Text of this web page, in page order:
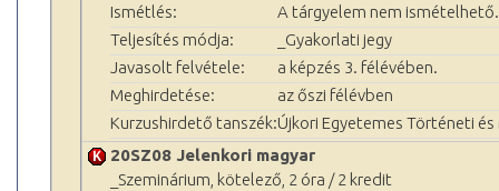
Ismétlés:
A tárgyelem nem ismételhető.
Teljesítés módja:
_Gyakorlati jegy
Javasolt felvétele:
a képzés 3. félévében.
Meghirdetése:
az őszi félévben
Kurzushirdető tanszék:Újkori Egyetemes Történeti
20SZ08 Jelenkori magyar
_Szeminárium, kötelező, 2 óra / 2 kredit